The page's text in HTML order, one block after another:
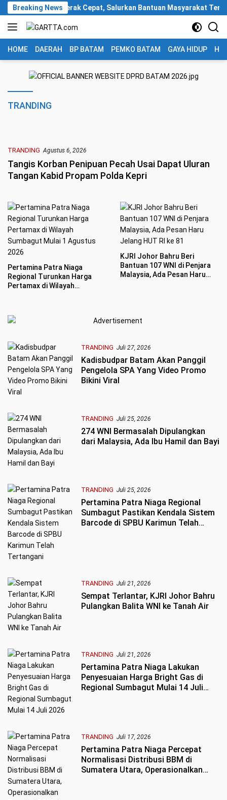
Langsung
ke
konten
Breaking News
Patra Niaga Gerak Cepat, Salurkan Bantuan Masyarakat
HOME DAERAH BP BATAM PEMKO BATAM GAYA HIDUP
TRANDING
TRANDING Agustus 6, 2026
Tangis Korban Penipuan Pecah Usai Dapat Uluran
Tangan Kabid Propam Polda Kepri
Pertamina Patra Niaga
Regional Turunkan Harga
Pertamax di Wilayah
KJRI Johor Bahru Beri
Bantuan 107 WNI di Penjara
Malaysia, Ada Pesan Haru
TRANDING Juli 27, 2026
Kadisbudpar Batam Akan Panggil
Pengelola SPA Yang Video Promo
Bikini Viral
TRANDING Juli 25, 2026
274 WNI Bermasalah Dipulangkan
dari Malaysia, Ada Ibu Hamil dan Bayi
TRANDING Juli 25, 2026
Pertamina Patra Niaga Regional
Sumbagut Pastikan Kendala Sistem
Barcode di SPBU Karimun Telah
TRANDING Juli 21, 2026
Sempat Terlantar, KJRI Johor Bahru
Pulangkan Balita WNI ke Tanah Air
TRANDING Juli 21, 2026
Pertamina Patra Niaga Lakukan
Penyesuaian Harga Bright Gas di
Regional Sumbagut Mulai 14 Juli
TRANDING Juli 17, 2026
Pertamina Patra Niaga Percepat
Normalisasi Distribusi BBM di
Sumatera Utara, Operasionalkan